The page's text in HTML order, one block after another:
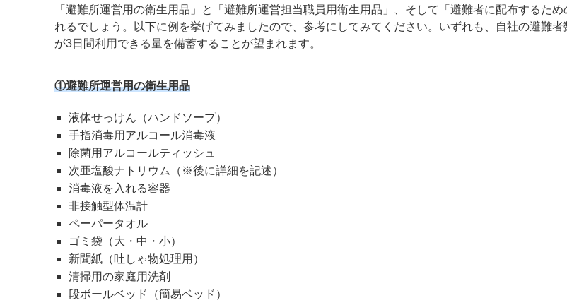
「避難所運営用の衛生用品」と「避難所運営担当職員用衛生用品」、そして「避難者に配布するた
れるでしょう。以下に例を挙げてみましたので、参考にしてみてください。いずれも、自社の避難
が3日間利用できる量を備蓄することが望まれます。
①避難所運営用の衛生用品
液体せっけん（ハンドソープ）
手指消毒用アルコール消毒液
除菌用アルコールティッシュ
次亜塩酸ナトリウム（※後に詳細を記述）
消毒液を入れる容器
非接触型体温計
ペーパータオル
ゴミ袋（大・中・小）
新聞紙（吐しゃ物処理用）
清掃用の家庭用洗剤
段ボールベッド（簡易ベッド）